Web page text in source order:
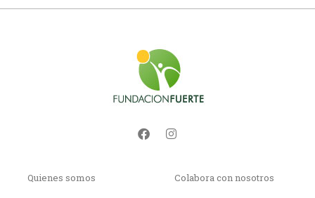
Quienes somos Colabora con nosotros